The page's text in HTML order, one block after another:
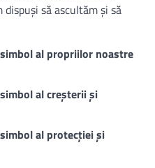
să ascultăm și să
al propriilor noastre
al creșterii și
al protecției și